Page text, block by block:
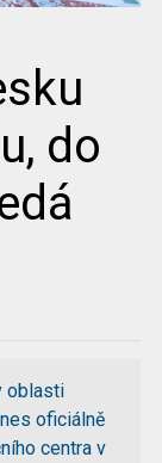
do
oblasti
oficiálně
centra v